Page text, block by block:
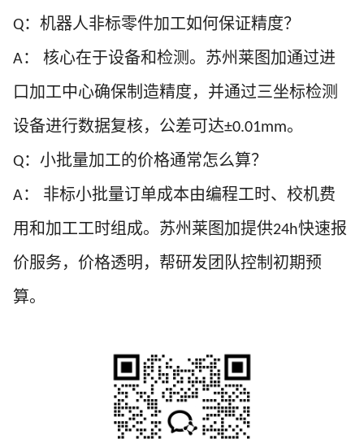
Q：机器人非标零件加工如何保证精度？
A：
核心在于设备和检测。苏州莱图加通过进
口加工中心确保制造精度，并通过三坐标检测
设备进行数据复核，公差可达±0.01mm。
Q：小批量加工的价格通常怎么算？
A：
非标小批量订单成本由编程工时、校机费
用和加工工时组成。苏州莱图加提供24h快速报
价服务，价格透明，帮研发团队控制初期预
算。